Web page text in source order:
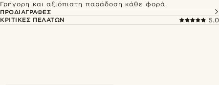
Γρήγορη και αξιόπιστη παράδοση κάθε φορά.
ΠΡΟΔΙΑΓΡΑΦΈΣ
ΚΡΙΤΙΚΈΣ ΠΕΛΑΤΏΝ
5.0